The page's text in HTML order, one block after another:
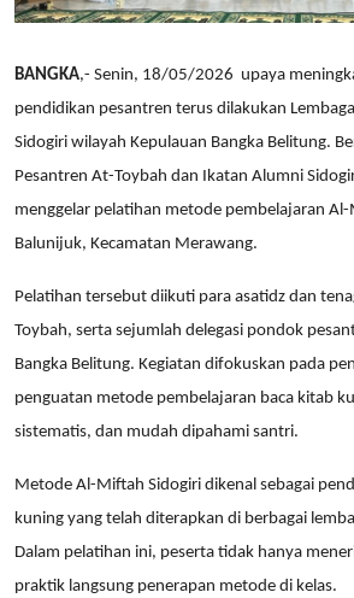
BANGKA,- Senin, 18/05/2026 upaya
pendidikan pesantren terus dilakukan
Sidogiri wilayah Kepulauan Bangka Belitung.
Pesantren At-Toybah dan Ikatan Alumni
menggelar pelatihan metode pembelajaran Al-
Balunijuk, Kecamatan Merawang.
Pelatihan tersebut diikuti para asatidz dan
Toybah, serta sejumlah delegasi pondok
Bangka Belitung. Kegiatan difokuskan pada
penguatan metode pembelajaran baca kitab
sistematis, dan mudah dipahami santri.
Metode Al-Miftah Sidogiri dikenal sebagai
kuning yang telah diterapkan di berbagai
Dalam pelatihan ini, peserta tidak hanya
praktik langsung penerapan metode di kelas.